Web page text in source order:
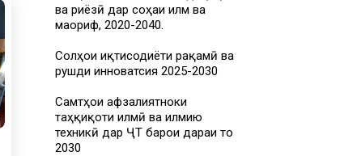
ва риёзӣ дар соҳаи илм ва
маориф, 2020-2040.
Солҳои иқтисодиёти рақамӣ ва
рушди инноватсия 2025-2030
Самтҳои афзалиятноки
таҳқиқоти илмӣ ва илмию
техникӣ дар ҶТ барои дараи то
2030